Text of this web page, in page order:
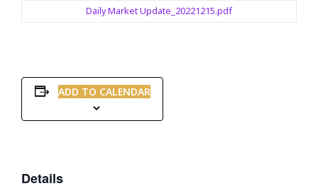
Daily Market Update_20221215.pdf
ADD TO CALENDAR
Details